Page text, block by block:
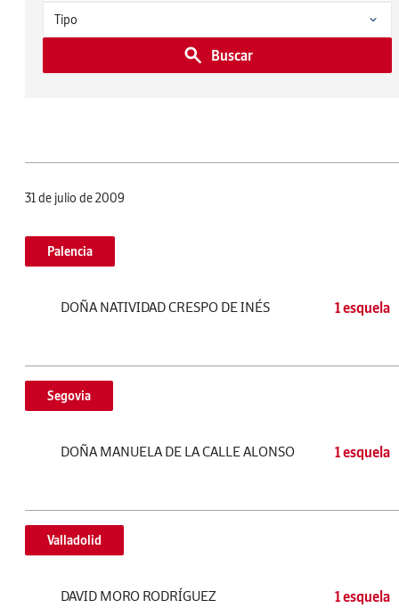
Buscar
31 de julio de 2009
Palencia
DOÑA NATIVIDAD CRESPO DE INÉS 1 esquela
Segovia
DOÑA MANUELA DE LA CALLE ALONSO 1 esquela
Valladolid
DAVID MORO RODRÍGUEZ 1 esquela